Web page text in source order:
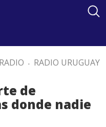
RADIO . RADIO URUGUAY
de
donde nadie